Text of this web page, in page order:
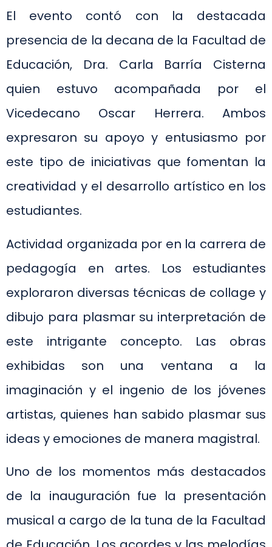
El evento contó con la destacada
presencia de la decana de la Facultad de
Educación, Dra. Carla Barría Cisterna
quien estuvo acompañada por el
Vicedecano Oscar Herrera. Ambos
expresaron su apoyo y entusiasmo por
este tipo de iniciativas que fomentan la
creatividad y el desarrollo artístico en los
estudiantes.
Actividad organizada por en la carrera de
pedagogía en artes. Los estudiantes
exploraron diversas técnicas de collage y
dibujo para plasmar su interpretación de
este intrigante concepto. Las obras
exhibidas son una ventana a la
imaginación y el ingenio de los jóvenes
artistas, quienes han sabido plasmar sus
ideas y emociones de manera magistral.
Uno de los momentos más destacados
de la inauguración fue la presentación
musical a cargo de la tuna de la Facultad